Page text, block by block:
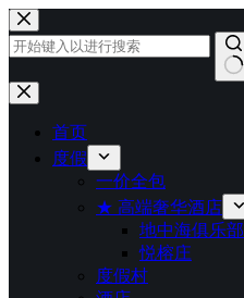
跳
至
内
容
无
首页
度假
一价全包
★ 高端奢华酒店
地中海俱乐部
悦榕庄
度假村